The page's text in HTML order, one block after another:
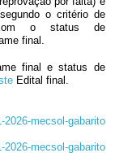
o critério de
com o status de
final.
final e status de
Edital final.
2026-mecsol-gabarito
2026-mecsol-gabarito